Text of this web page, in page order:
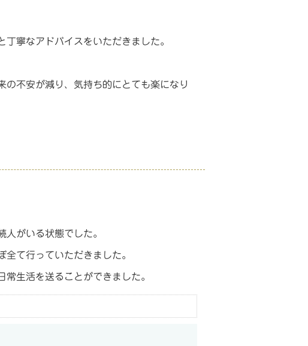
寧なアドバイスをいただきました。
不安が減り、気持ち的にとても楽になり
がいる状態でした。
て行っていただきました。
生活を送ることができました。